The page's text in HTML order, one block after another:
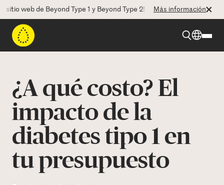
de Beyond Type 1 y Beyond Type 2! La CEO Deborah Dugan nos
Más información
Beyond Type 2
Recursos
Programas
¿A qué costo? El
impacto de la
diabetes tipo 1 en
tu presupuesto